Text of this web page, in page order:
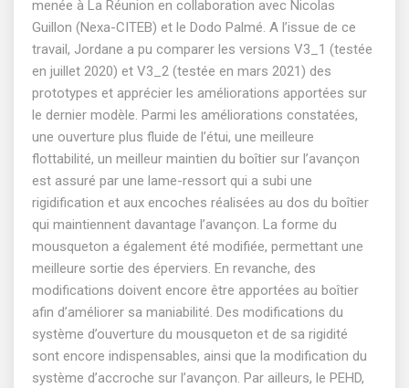
menée à La Réunion en collaboration avec Nicolas
Guillon (Nexa-CITEB) et le Dodo Palmé. A l’issue de ce
travail, Jordane a pu comparer les versions V3_1 (testée
en juillet 2020) et V3_2 (testée en mars 2021) des
prototypes et apprécier les améliorations apportées sur
le dernier modèle. Parmi les améliorations constatées,
une ouverture plus fluide de l’étui, une meilleure
flottabilité, un meilleur maintien du boîtier sur l’avançon
est assuré par une lame-ressort qui a subi une
rigidification et aux encoches réalisées au dos du boîtier
qui maintiennent davantage l’avançon. La forme du
mousqueton a également été modifiée, permettant une
meilleure sortie des éperviers. En revanche, des
modifications doivent encore être apportées au boîtier
afin d’améliorer sa maniabilité. Des modifications du
système d’ouverture du mousqueton et de sa rigidité
sont encore indispensables, ainsi que la modification du
système d’accroche sur l’avançon. Par ailleurs, le PEHD,